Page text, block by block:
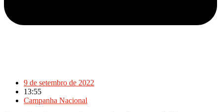
9 de setembro de 2022
13:55
Campanha Nacional